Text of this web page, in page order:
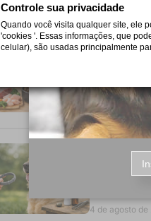
6 de agosto de
Pro Plan:
Saiba
digestão,
5 de agosto de
Coleira
Escolha a
4 de agosto de
Controle sua privacidade
Quando você visita qualquer site, ele
'cookies '. Essas informações, que
celular), são usadas principalmente